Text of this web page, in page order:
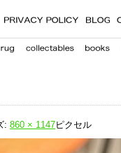
: 860 × 1147ピクセル